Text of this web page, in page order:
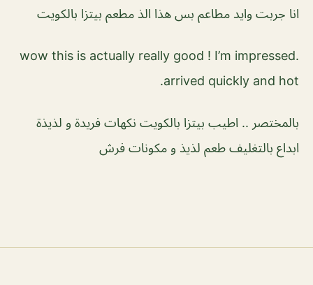
انا جربت وايد مطاعم بس هذا الذ مطعم بيتزا بالكويت
wow this is actually really good ! I’m impressed.
arrived quickly and hot.
بالمختصر .. اطيب بيتزا بالكويت نكهات فريدة و لذيذة
ابداع بالتغليف طعم لذيذ و مكونات فرش